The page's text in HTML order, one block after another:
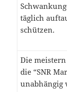
täglich
schützen.
Die
die “SNR
unabhängig